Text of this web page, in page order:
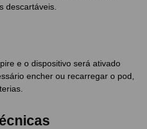
descartáveis.
e o dispositivo será ativado
encher ou recarregar o pod,